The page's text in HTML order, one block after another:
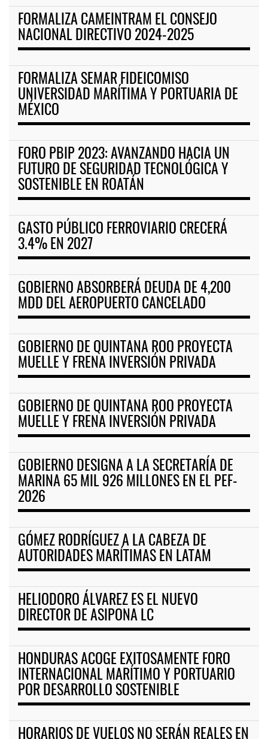
FORMALIZA CAMEINTRAM EL CONSEJO
NACIONAL DIRECTIVO 2024-2025
FORMALIZA SEMAR FIDEICOMISO
UNIVERSIDAD MARÍTIMA Y PORTUARIA DE
MÉXICO
FORO PBIP 2023: AVANZANDO HACIA UN
FUTURO DE SEGURIDAD TECNOLÓGICA Y
SOSTENIBLE EN ROATÁN
GASTO PÚBLICO FERROVIARIO CRECERÁ
3.4% EN 2027
GOBIERNO ABSORBERÁ DEUDA DE 4,200
MDD DEL AEROPUERTO CANCELADO
GOBIERNO DE QUINTANA ROO PROYECTA
MUELLE Y FRENA INVERSIÓN PRIVADA
GOBIERNO DE QUINTANA ROO PROYECTA
MUELLE Y FRENA INVERSIÓN PRIVADA
GOBIERNO DESIGNA A LA SECRETARÍA DE
MARINA 65 MIL 926 MILLONES EN EL PEF-
2026
GÓMEZ RODRÍGUEZ A LA CABEZA DE
AUTORIDADES MARÍTIMAS EN LATAM
HELIODORO ÁLVAREZ ES EL NUEVO
DIRECTOR DE ASIPONA LC
HONDURAS ACOGE EXITOSAMENTE FORO
INTERNACIONAL MARÍTIMO Y PORTUARIO
POR DESARROLLO SOSTENIBLE
HORARIOS DE VUELOS NO SERÁN REALES EN